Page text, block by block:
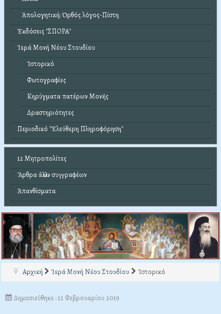
Ἀπολογητική: Ὀρθός λόγος-Πίστη
Ἐκδόσεις "ΣΠΟΡΑ"
Ἱερά Μονή Νέου Στουδίου
Ἱστορικό
Φωτογραφίες
Κηρύγματα πατέρων Μονῆς
Δραστηριότητες
Περιοδικό "Ἐλεύθερη Πληροφόρηση"
12 Μητροπολίτες
Ἄρθρα ἄλλων συγγραφέων
Ἀπανθίσματα
Αρχική Ἱερά Μονή Νέου Στουδίου Ἱστορικό
Δημοσιεύθηκε : 12 Φεβρουαρίου 2019